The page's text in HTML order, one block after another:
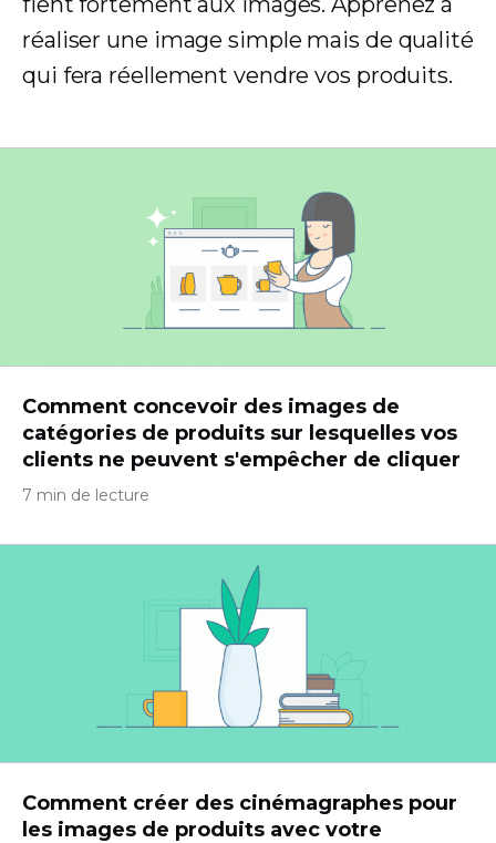
réaliser une image simple mais de qualité
qui fera réellement vendre vos produits.
Comment concevoir des images de
catégories de produits sur lesquelles vos
clients ne peuvent s'empêcher de cliquer
7 min de lecture
Comment créer des cinémagraphes pour
les images de produits avec votre